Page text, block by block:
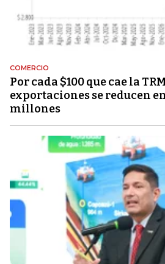
COMERCIO
Por cada $100 que cae la
exportaciones se reducen
millones